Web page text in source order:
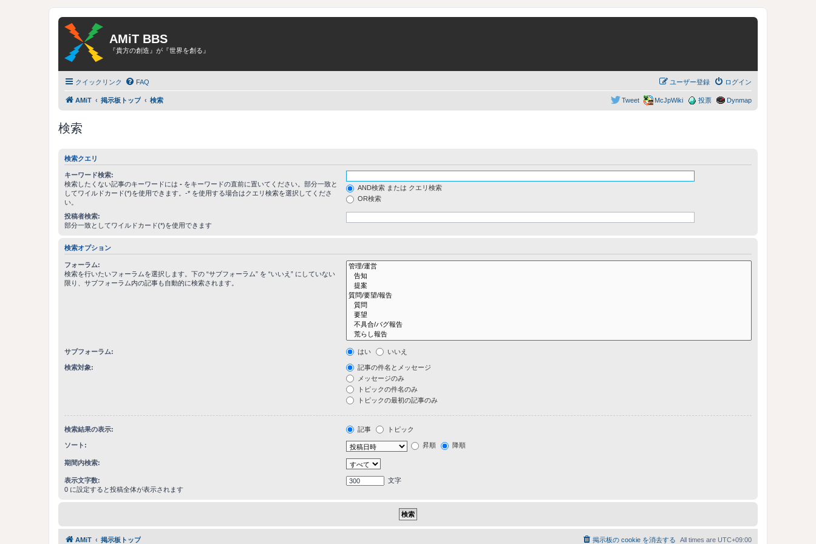
AMiT BBS
『貴方の創造』が『世界を創る』
クイックリンク FAQ ログイン
ユーザー登録
AMiT 掲示板トップ 検索 Dynmap
投票
McJpWiki
Tweet
検索
検索クエリ
キーワード検索:
検索したくない記事のキーワードには - をキーワードの直前に置いてください。部分一致と
してワイルドカード(*)を使用できます。-* を使用する場合はクエリ検索を選択してくださ
い。
AND検索 または クエリ検索
OR検索
投稿者検索:
部分一致としてワイルドカード(*)を使用できます
検索オプション
フォーラム:
検索を行いたいフォーラムを選択します。下の “サブフォーラム” を “いいえ” にしていない
限り、サブフォーラム内の記事も自動的に検索されます。
サブフォーラム: はい いいえ
検索対象:
記事の件名とメッセージ
メッセージのみ
トピックの件名のみ
トピックの最初の記事のみ
検索結果の表示: 記事 トピック
ソート: 昇順 降順
期間内検索:
表示文字数:
0 に設定すると投稿全体が表示されます
文字
AMiT 掲示板トップ All times are UTC+09:00
掲示板の cookie を消去する